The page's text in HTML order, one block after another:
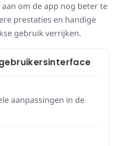
om de app nog beter te
prestaties en handige
gebruik verrijken.
aanpassingen in de